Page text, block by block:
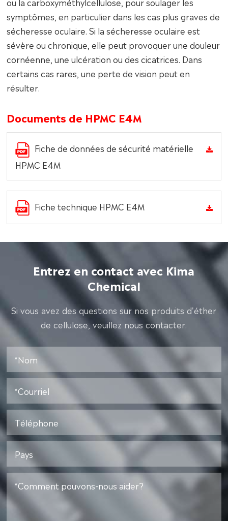
symptômes, en particulier dans les cas plus graves de
sécheresse oculaire. Si la sécheresse oculaire est
sévère ou chronique, elle peut provoquer une douleur
cornéenne, une ulcération ou des cicatrices. Dans
certains cas rares, une perte de vision peut en
résulter.
Documents de HPMC E4M
Fiche de données de sécurité matérielle
HPMC E4M
Fiche technique HPMC E4M
Entrez en contact avec Kima
Chemical
Si vous avez des questions sur nos produits d'éther
de cellulose, veuillez nous contacter.